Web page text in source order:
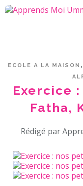
ECOLE A LA MAISON ,
Exercice
Fatha,
Rédigé par